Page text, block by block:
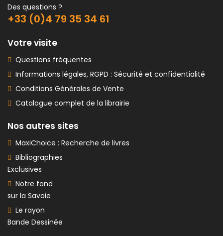
Des questions ?
+33 (0)4 79 35 34 61
Votre visite
Questions fréquentes
Informations légales, RGPD : Sécurité et confidentialité
Conditions Générales de Vente
Catalogue complet de la librairie
Nos autres sites
MaxiChoice : Recherche de livres
Bibliographies
Exclusives
Notre fond
sur la Savoie
Le rayon
Bande Dessinée